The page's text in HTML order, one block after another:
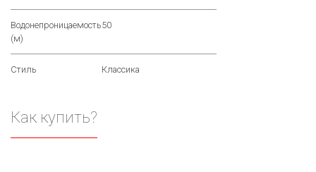
Водонепроницаемость
(м)
50
Стиль Классика
Как купить?